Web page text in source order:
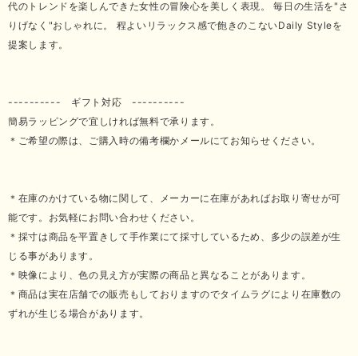
代のトレンドを楽しんできた女性の冒険心を美しく表現。 毎日の生活を"さ
りげなく"おしゃれに。 程よいリラックス感で飽きのこないDaily Styleを
提案します。
---------- ギフト対応 ----------
簡易ラッピングで宜しければ無料で承ります。
＊ご希望の際は、ご購入時の備考欄かメールにてお知らせください。
＊在庫のかけている物に関して、メーカーに在庫があればお取り寄せが可
能です。お気軽にお問い合わせください。
＊採寸は商品を平置きして手作業にて採寸しているため、多少の誤差が生
じる事があります。
＊映像により、色の見え方が実際の商品と異なることがあります。
＊商品は実在店舗での販売もしておりますのでタイムラグにより在庫数の
ずれが生じる場合があります。